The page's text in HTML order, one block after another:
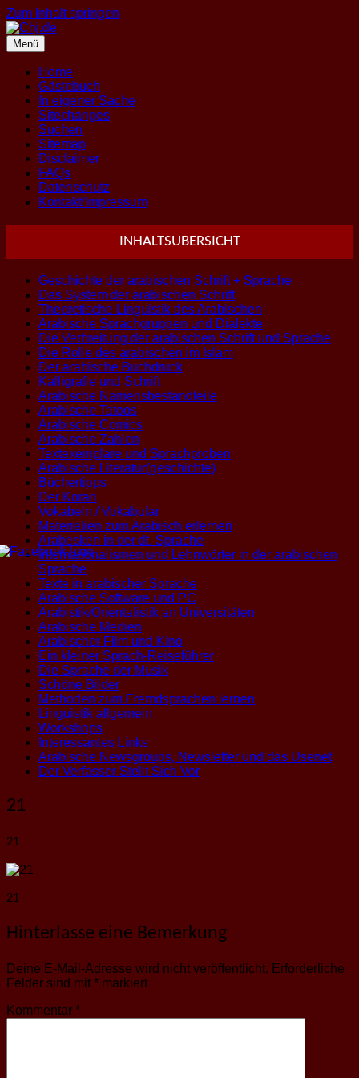
Zum Inhalt springen
Menü
Home
Gästebuch
In eigener Sache
Sitechanges
Suchen
Sitemap
Disclaimer
FAQs
Datenschutz
Kontakt/Impressum
INHALTSUBERSICHT
Geschichte der arabischen Schrift + Sprache
Das System der arabischen Schrift
Theoretische Linguistik des Arabischen
Arabische Sprachgruppen und Dialekte
Die Verbreitung der arabischen Schrift und Sprache
Die Rolle des arabischen im Islam
Der arabische Buchdruck
Kalligrafie und Schrift
Arabische Namensbestandteile
Arabische Tatoos
Arabische Comics
Arabische Zahlen
Textexemplare und Sprachproben
Arabische Literatur(geschichte)
Büchertipps
Der Koran
Vokabeln / Vokabular
Materialien zum Arabisch erlernen
Arabesken in der dt. Sprache
Internationalismen und Lehnwörter in der arabischen
Sprache
Texte in arabischer Sprache
Arabische Software und PC
Arabistik/Orientalistik an Universitäten
Arabische Medien
Arabischer Film und Kino
Ein kleiner Sprach-Reiseführer
Die Sprache der Musik
Schöne Bilder
Methoden zum Fremdsprachen lernen
Linguistik allgemein
Workshops
Interessantes Links
Arabische Newsgroups, Newsletter und das Usenet
Der Verfasser Stellt Sich Vor
21
21
21
Hinterlasse eine Bemerkung
Deine E-Mail-Adresse wird nicht veröffentlicht. Erforderliche
Felder sind mit * markiert
Kommentar *